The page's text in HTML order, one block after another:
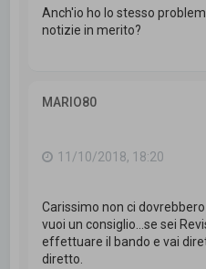
Anch'io ho lo stesso
notizie in merito?
MARIO80
11/10/2018, 18:20
Carissimo non ci
vuoi un consiglio...se sei
effettuare il bando e vai
diretto.